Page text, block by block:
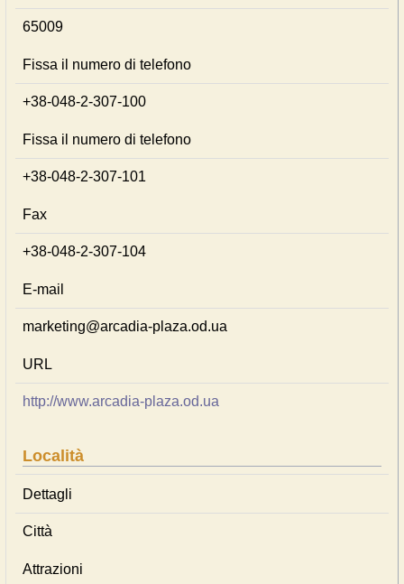
65009
Fissa il numero di telefono
+38-048-2-307-100
Fissa il numero di telefono
+38-048-2-307-101
Fax
+38-048-2-307-104
E-mail
marketing@arcadia-plaza.od.ua
URL
http://www.arcadia-plaza.od.ua
Località
Dettagli
Città
Attrazioni